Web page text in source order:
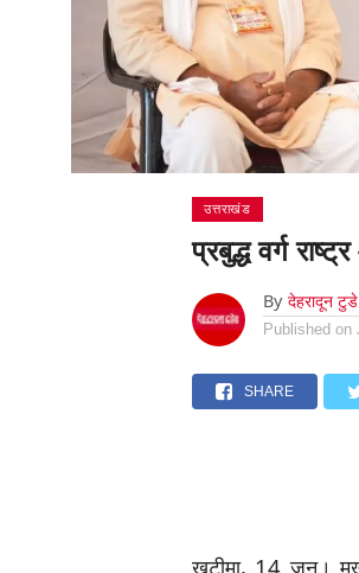
उत्तराखंड
प्रबुद्ध वर्ग
By देहरादून
Published on
SHARE
खटीमा, 14 जून।